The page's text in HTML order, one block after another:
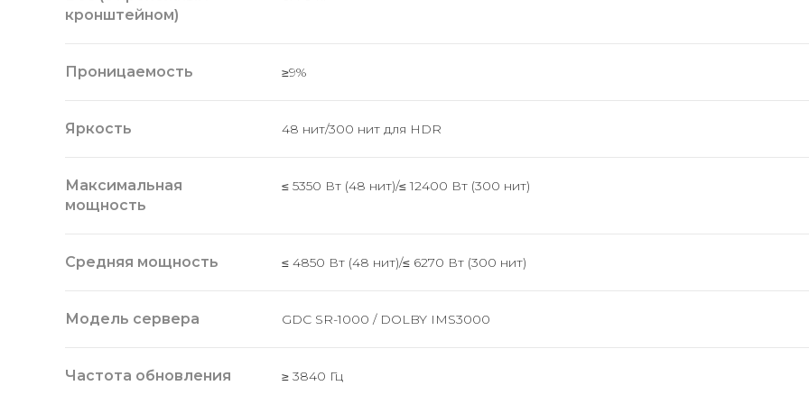
кронштейном)
Проницаемость ≥9%
Яркость 48 нит/300 нит для HDR
Максимальная
мощность
≤ 5350 Вт (48 нит)/≤ 12400 Вт (300 нит)
Средняя мощность ≤ 4850 Вт (48 нит)/≤ 6270 Вт (300 нит)
Модель сервера GDC SR-1000 / DOLBY IMS3000
Частота обновления ≥ 3840 Гц